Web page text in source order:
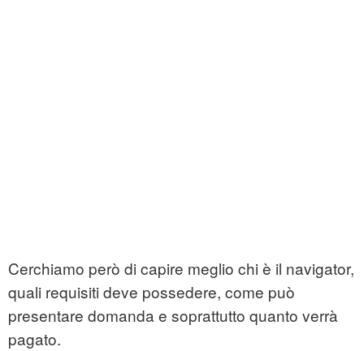
Cerchiamo però di capire meglio chi è il navigator,
quali requisiti deve possedere, come può
presentare domanda e soprattutto quanto verrà
pagato.